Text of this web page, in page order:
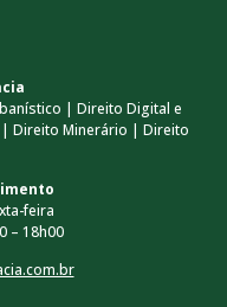
| Direito Digital e
Direito Minerário | Direito
feira
– 18h00